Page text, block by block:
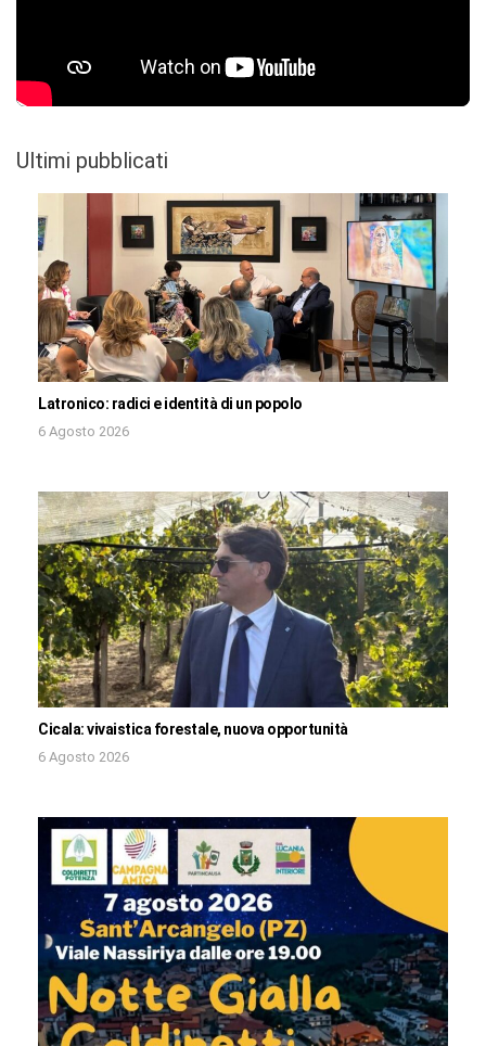
Ultimi pubblicati
Latronico: radici e identità di un popolo
6 Agosto 2026
Cicala: vivaistica forestale, nuova opportunità
6 Agosto 2026